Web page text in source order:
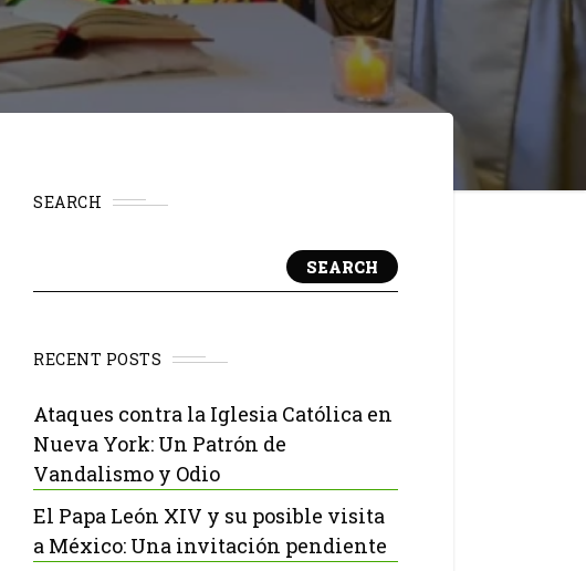
SEARCH
SEARCH
RECENT POSTS
Ataques contra la Iglesia Católica en
Nueva York: Un Patrón de
Vandalismo y Odio
El Papa León XIV y su posible visita
a México: Una invitación pendiente